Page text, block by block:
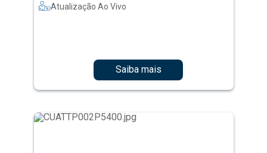
Atualização Ao Vivo
Saiba mais